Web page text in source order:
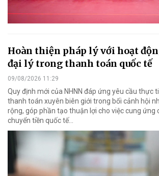
Hoàn thiện pháp lý với hoạt
đại lý trong thanh toán quốc tế
09/08/2026 11:29
Quy định mới của NHNN đáp ứng yêu cầu thực
thanh toán xuyên biên giới trong bối cảnh hội
rộng, góp phần tạo thuận lợi cho việc cung ứng
chuyển tiền quốc tế...